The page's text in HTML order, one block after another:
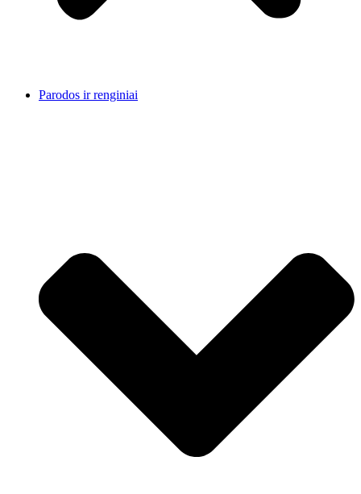
Parodos ir renginiai